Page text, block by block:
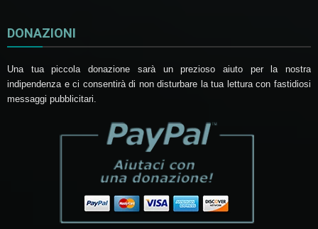
DONAZIONI
Una tua piccola donazione sarà un prezioso aiuto per la nostra
indipendenza e ci consentirà di non disturbare la tua lettura con fastidiosi
messaggi pubblicitari.